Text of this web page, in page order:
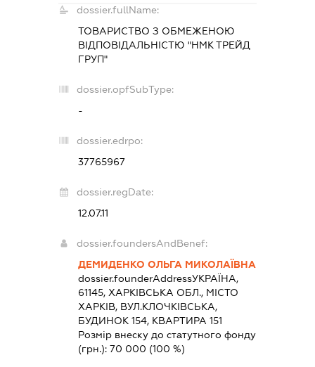
dossier.fullName:
ТОВАРИСТВО З ОБМЕЖЕНОЮ
ВІДПОВІДАЛЬНІСТЮ "НМК ТРЕЙД
ГРУП"
dossier.opfSubType:
-
dossier.edrpo:
37765967
dossier.regDate:
12.07.11
dossier.foundersAndBenef:
ДЕМИДЕНКО ОЛЬГА МИКОЛАЇВНА
dossier.founderAddressУКРАЇНА,
61145, ХАРКІВСЬКА ОБЛ., МІСТО
ХАРКІВ, ВУЛ.КЛОЧКІВСЬКА,
БУДИНОК 154, КВАРТИРА 151
Розмір внеску до статутного фонду
(грн.):70 000 (100 %)